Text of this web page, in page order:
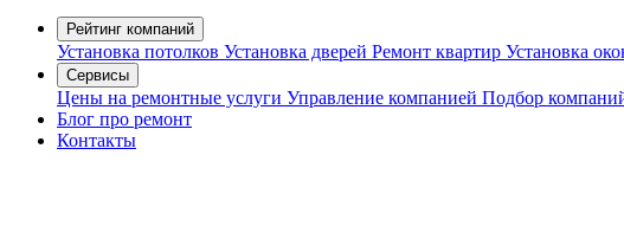
Рейтинг компаний
Установка потолков Установка дверей Ремонт квартир Установка
Сервисы
Цены на ремонтные услуги Управление компанией Подбор
Блог про ремонт
Контакты